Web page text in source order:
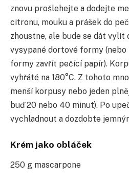
znovu prošlehejte a dodejte
citronu, mouku a prášek do
zhoustne, ale bude se dát vylít
vysypané dortové formy
formy zavřít pečící papír).
vyhřáté na 180°C. Z tohoto
menší korpusy nebo jeden
buď 20 nebo 40 minut). Po
vychladnout a dozdobte
Krém jako obláček
250 g mascarpone